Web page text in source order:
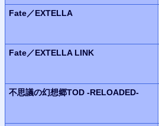
Fate／EXTELLA
Fate／EXTELLA LINK
不思議の幻想郷TOD -RELOADED-